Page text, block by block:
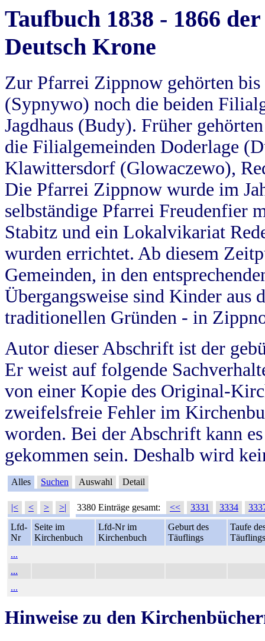
Taufbuch 1838 - 1866
Deutsch Krone
Zur Pfarrei Zippnow gehörten
(Sypnywo) noch die beiden
Jagdhaus (Budy). Früher
die Filialgemeinden Doderlage
Klawittersdorf (Glowaczewo),
Die Pfarrei Zippnow wurde im
selbständige Pfarrei Freudenfier
Stabitz und ein Lokalvikariat
wurden errichtet. Ab diesem
Gemeinden, in den
Übergangsweise sind Kinder aus
traditionellen Gründen - in
Autor dieser Abschrift ist der
Er weist auf folgende
von einer Kopie des Original-
zweifelsfreie Fehler im
worden. Bei der Abschrift kann
gekommen sein. Deshalb wird
Alles Suchen Auswahl Detail
|< < > >| 3380 Einträge gesamt: << 3331 3334
Lfd-
Nr
Seite im
Kirchenbuch
Lfd-Nr im
Kirchenbuch
Geburt des
Täuflings
Taufe
Täuflings
...
...
...
Hinweise zu den